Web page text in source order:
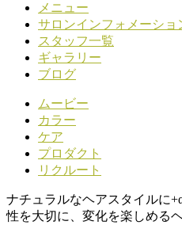
メニュー
サロンインフォメーショ
スタッフ一覧
ギャラリー
ブログ
ムービー
カラー
ケア
プロダクト
リクルート
ナチュラルなヘアスタイルに
性を大切に、変化を楽しめる